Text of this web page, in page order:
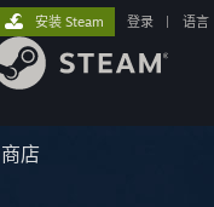
商店
安装 Steam 登录 语言